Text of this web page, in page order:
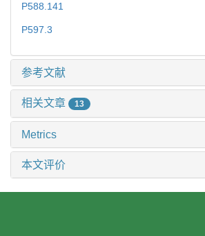
P588.141
P597.3
参考文献
相关文章 13
Metrics
本文评价